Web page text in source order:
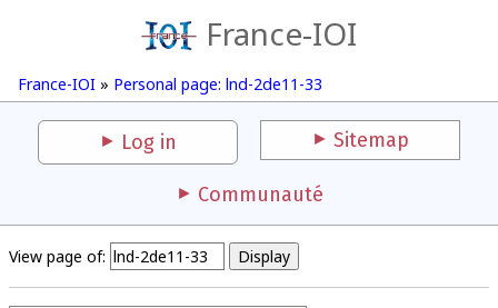
France-IOI
France-IOI » Personal page: lnd-2de11-33
Log in Sitemap
Communauté
View page of: